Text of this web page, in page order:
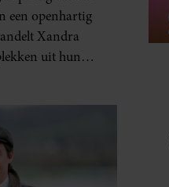
een openhartig
Xandra
uit hun
hun leven